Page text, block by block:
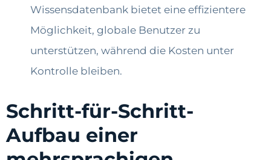
Wissensdatenbank bietet eine effizientere
Möglichkeit, globale Benutzer zu
unterstützen, während die Kosten unter
Kontrolle bleiben.
Schritt-für-Schritt-
Aufbau einer